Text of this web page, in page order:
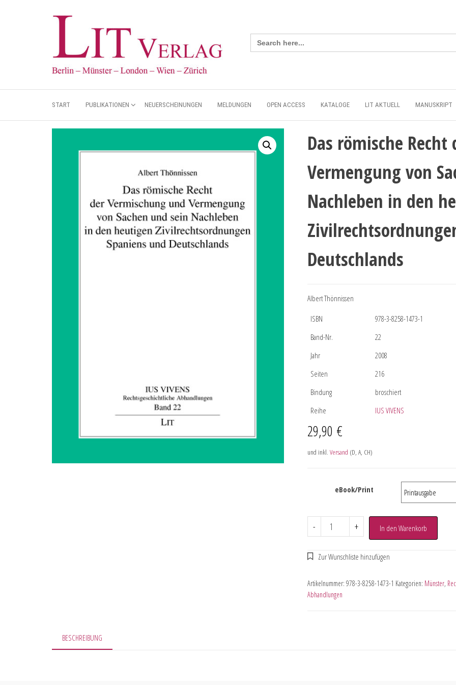
Search
for:
START PUBLIKATIONEN NEUERSCHEINUNGEN MELDUNGEN OPEN ACCESS KATALOGE LIT AKTUELL MANUSKRIPT
Das römische
Vermengung von
Nachleben in den
Deutschlands
Albert Thönnissen
ISBN
978-3-8258-1473-1
Band-Nr.
22
Jahr
2008
Seiten
216
Bindung
broschiert
Reihe
IUS VIVENS
29,90 €
und inkl. Versand (D, A, CH)
eBook/Print
- + In den Warenkorb
Artikelnummer: 978-3-8258-1473-1 Kategorien: Münster,
Abhandlungen
BESCHREIBUNG